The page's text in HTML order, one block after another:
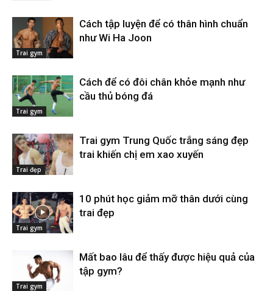
Trai gym
Cách tập luyện để có thân hình chuẩn
như Wi Ha Joon
Trai gym
Cách để có đôi chân khỏe mạnh như
cầu thủ bóng đá
Trai đẹp
Trai gym Trung Quốc trắng sáng đẹp
trai khiến chị em xao xuyến
Trai gym
10 phút học giảm mỡ thân dưới cùng
trai đẹp
Trai gym
Mất bao lâu để thấy được hiệu quả của
tập gym?